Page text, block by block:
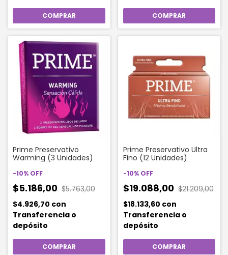
Prime Preservativo
Warming (3 Unidades)
-10% OFF
$5.186,00 $5.763,00
$4.926,70 con
Transferencia o
depósito
Prime Preservativo Ultra
Fino (12 Unidades)
-10% OFF
$19.088,00 $21.209,00
$18.133,60 con
Transferencia o
depósito